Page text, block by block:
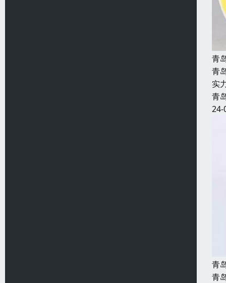
青
青
实
青
24-
青
青